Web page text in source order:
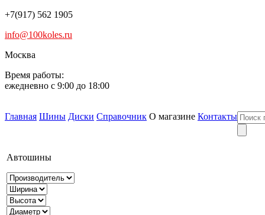
+7(917) 562 1905
info@100koles.ru
Москва
Время работы:
ежедневно с 9:00 до 18:00
Главная Шины Диски Справочник О магазине Контакты
Автошины